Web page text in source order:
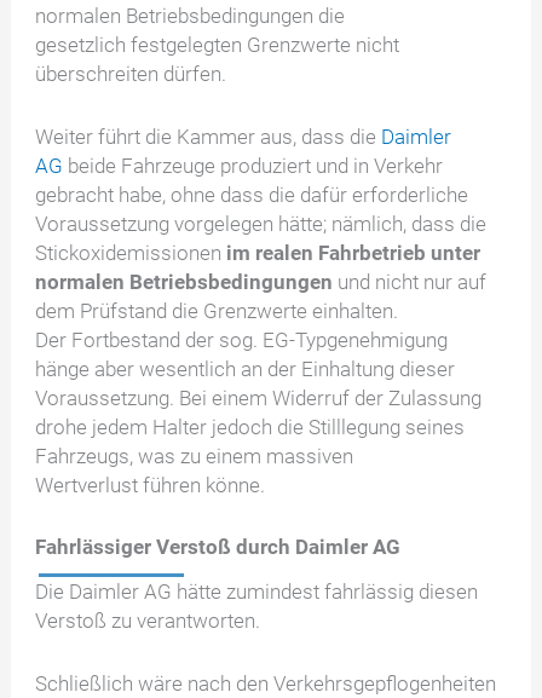
normalen Betriebsbedingungen die
gesetzlich festgelegten Grenzwerte nicht
überschreiten dürfen.
Weiter führt die Kammer aus, dass die Daimler
AG beide Fahrzeuge produziert und in Verkehr
gebracht habe, ohne dass die dafür erforderliche
Voraussetzung vorgelegen hätte; nämlich, dass die
Stickoxidemissionen im realen Fahrbetrieb unter
normalen Betriebsbedingungen und nicht nur auf
dem Prüfstand die Grenzwerte einhalten.
Der Fortbestand der sog. EG-Typgenehmigung
hänge aber wesentlich an der Einhaltung dieser
Voraussetzung. Bei einem Widerruf der Zulassung
drohe jedem Halter jedoch die Stilllegung seines
Fahrzeugs, was zu einem massiven
Wertverlust führen könne.
Fahrlässiger Verstoß durch Daimler AG
Die Daimler AG hätte zumindest fahrlässig diesen
Verstoß zu verantworten.
Schließlich wäre nach den Verkehrsgepflogenheiten